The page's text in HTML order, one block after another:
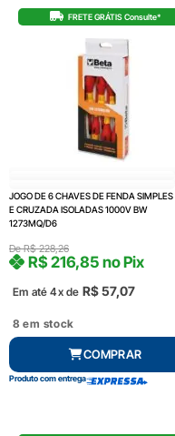
FRETE GRÁTIS Consulte*
JOGO DE 6 CHAVES DE FENDA SIMPLES
E CRUZADA ISOLADAS 1000V BW
1273MQ/D6
DeR$228,26
Em até 4x de R$57,07
R$216,85 no Pix
8 em stock
COMPRAR
Produto com entrega